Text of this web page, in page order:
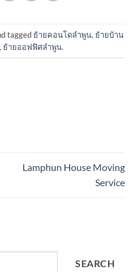
tagged ย้ายคอนโดลำพูน, ย้ายบ้าน
ย้ายออฟฟิศลำพูน.
Lamphun House Moving
Service
SEARCH